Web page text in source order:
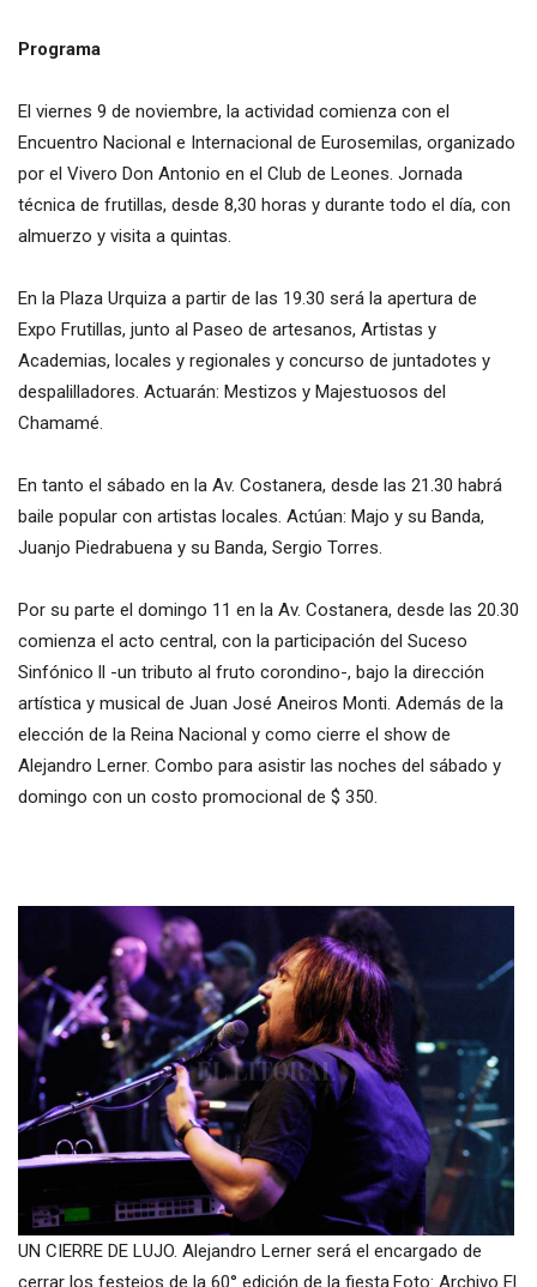
Programa
El viernes 9 de noviembre, la actividad comienza con el
Encuentro Nacional e Internacional de Eurosemilas, organizado
por el Vivero Don Antonio en el Club de Leones. Jornada
técnica de frutillas, desde 8,30 horas y durante todo el día, con
almuerzo y visita a quintas.
En la Plaza Urquiza a partir de las 19.30 será la apertura de
Expo Frutillas, junto al Paseo de artesanos, Artistas y
Academias, locales y regionales y concurso de juntadotes y
despalilladores. Actuarán: Mestizos y Majestuosos del
Chamamé.
En tanto el sábado en la Av. Costanera, desde las 21.30 habrá
baile popular con artistas locales. Actúan: Majo y su Banda,
Juanjo Piedrabuena y su Banda, Sergio Torres.
Por su parte el domingo 11 en la Av. Costanera, desde las 20.30
comienza el acto central, con la participación del Suceso
Sinfónico ll -un tributo al fruto corondino-, bajo la dirección
artística y musical de Juan José Aneiros Monti. Además de la
elección de la Reina Nacional y como cierre el show de
Alejandro Lerner. Combo para asistir las noches del sábado y
domingo con un costo promocional de $ 350.
UN CIERRE DE LUJO. Alejandro Lerner será el encargado de
cerrar los festejos de la 60° edición de la fiesta.Foto: Archivo El